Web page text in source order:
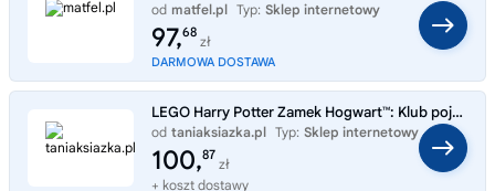
od matfel.pl Typ: Sklep internetowy
97,68
zł
DARMOWA DOSTAWA
LEGO Harry Potter Zamek Hogwart™: Klub pojedynków 76441
od taniaksiazka.pl Typ: Sklep internetowy
100,87
zł
+ koszt dostawy